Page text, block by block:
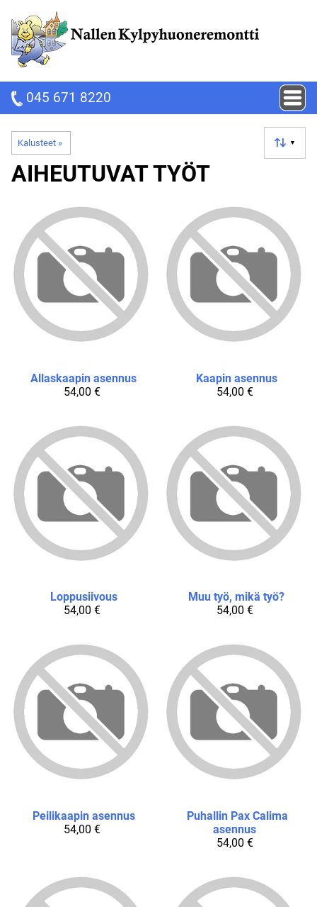
045 671 8220
Kalusteet ‪» ▼
AIHEUTUVAT TYÖT
Allaskaapin asennus
54,00 €
Kaapin asennus
54,00 €
Loppusiivous
54,00 €
Muu työ, mikä työ?
54,00 €
Peilikaapin asennus
54,00 €
Puhallin Pax Calima
asennus
54,00 €